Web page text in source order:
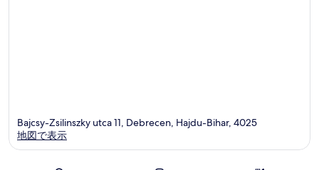
Bajcsy-Zsilinszky utca 11, Debrecen, Hajdu-Bihar, 4025
地図で表示